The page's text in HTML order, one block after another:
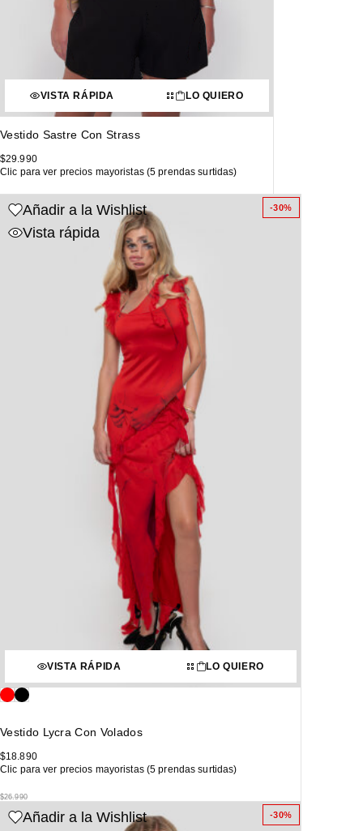
VISTA RÁPIDA LO QUIERO
Vestido Sastre Con Strass
$29.990
Clic para ver precios mayoristas (5 prendas surtidas)
-30%
Añadir a la Wishlist
Vista rápida
VISTA RÁPIDA LO QUIERO
Vestido Lycra Con Volados
$26.990
$18.890
Clic para ver precios mayoristas (5 prendas surtidas)
-30%
Añadir a la Wishlist